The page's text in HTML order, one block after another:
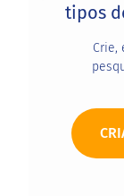
tipos
Crie,